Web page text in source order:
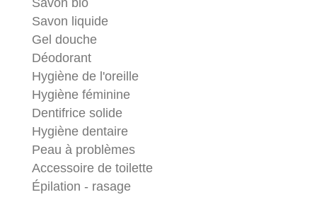
Savon bio
Savon liquide
Gel douche
Déodorant
Hygiène de l'oreille
Hygiène féminine
Dentifrice solide
Hygiène dentaire
Peau à problèmes
Accessoire de toilette
Épilation - rasage